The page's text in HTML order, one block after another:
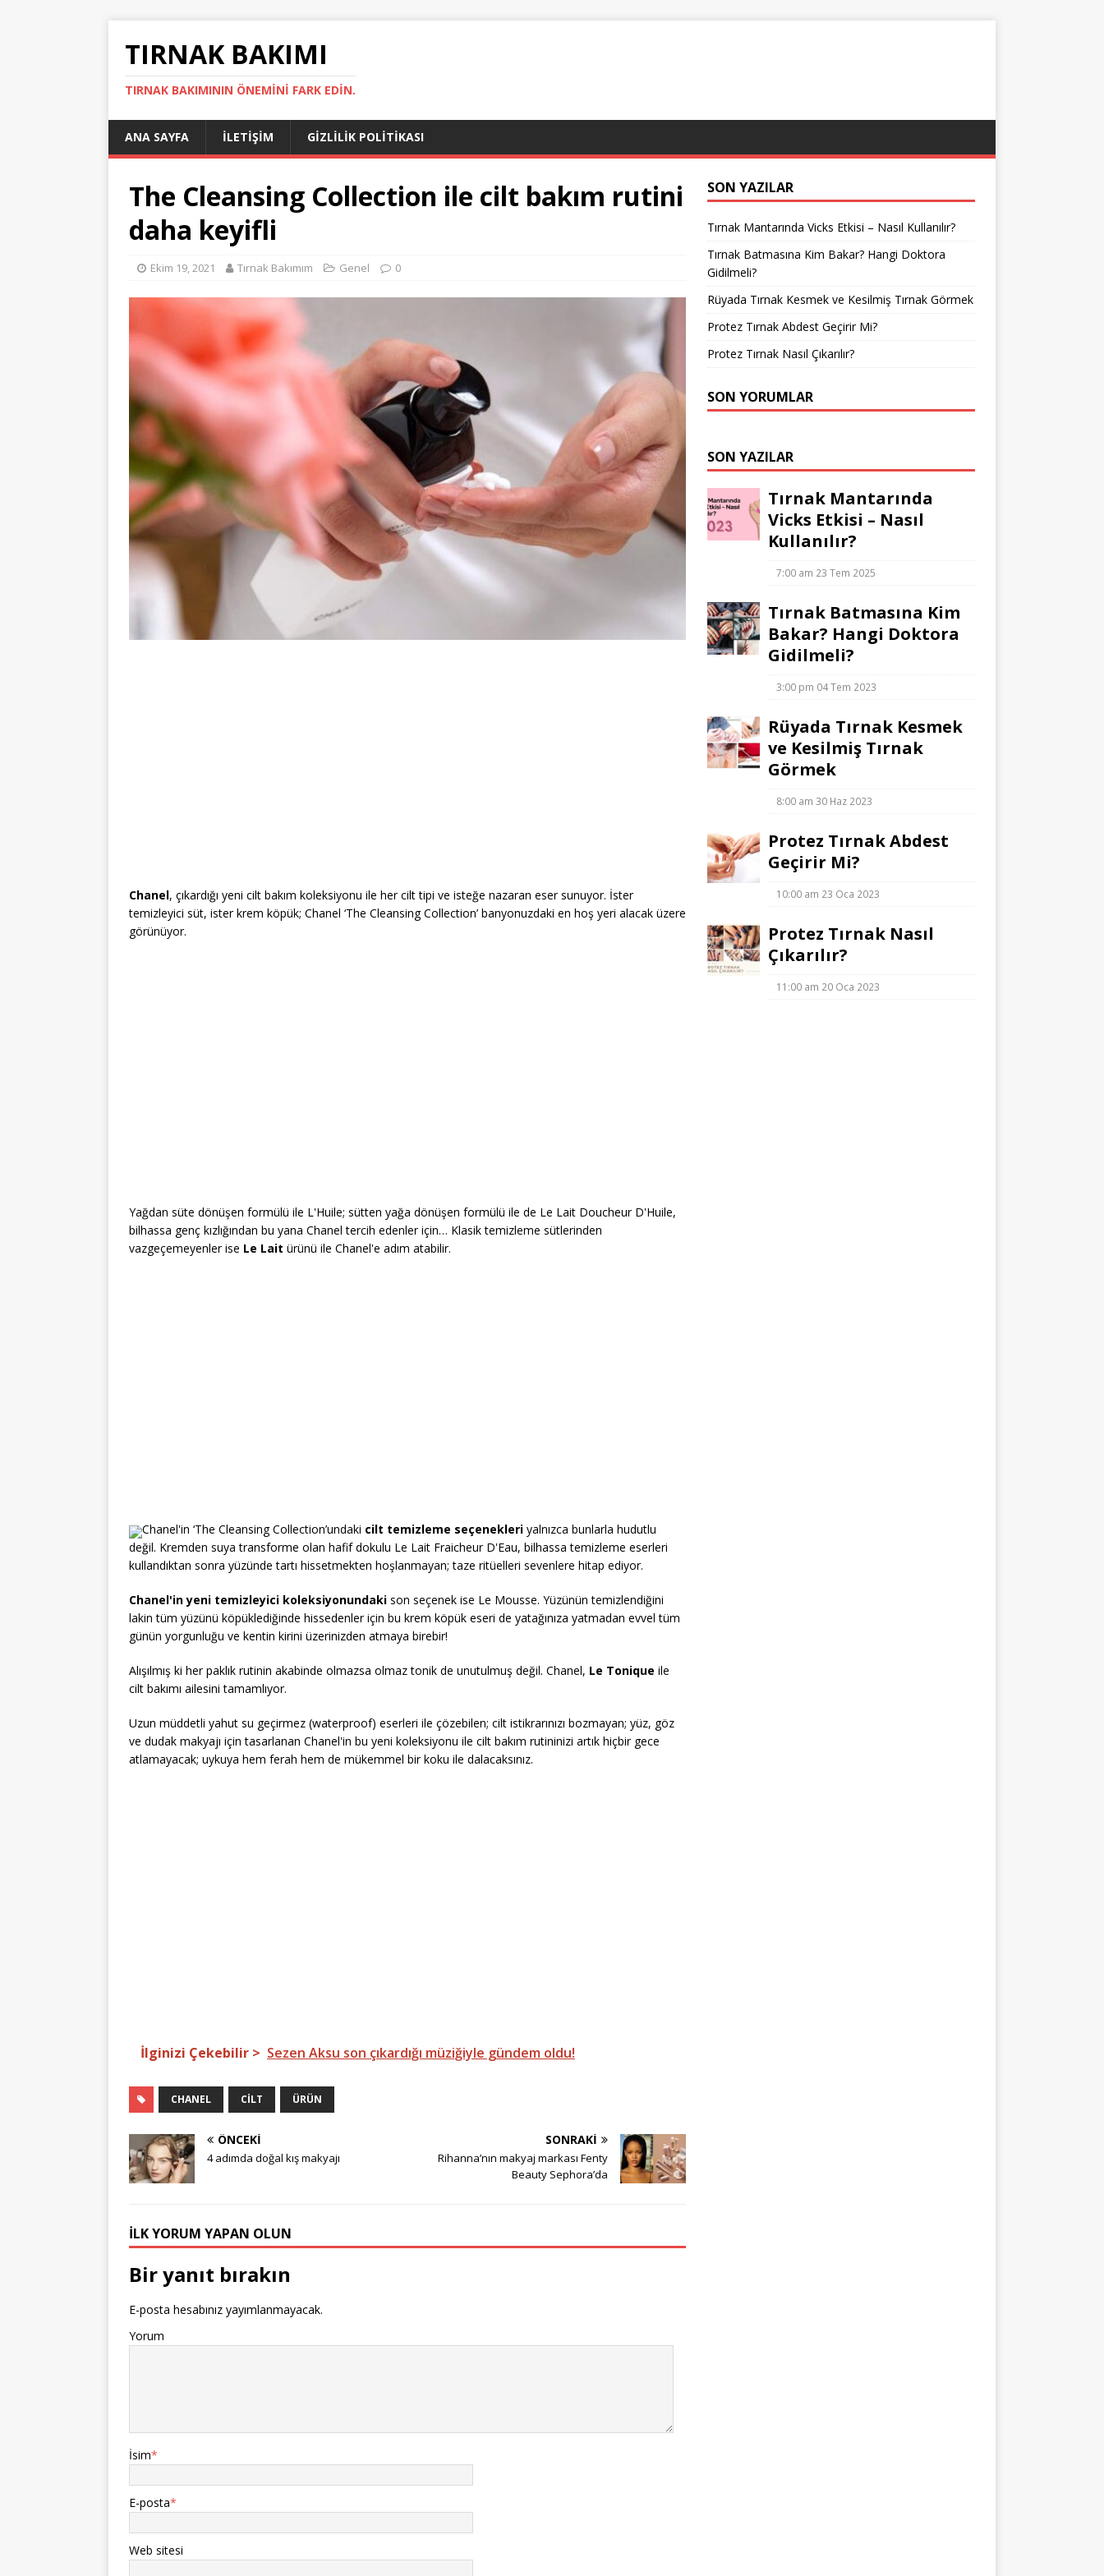
TIRNAK BAKIMI
TIRNAK BAKIMININ ÖNEMINI FARK EDIN.
ANA SAYFA İLETIŞIM GIZLILIK POLITIKASI
The Cleansing Collection ile cilt bakım rutini
daha keyifli
Ekim 19, 2021 Tırnak Bakımım Genel 0
Chanel, çıkardığı yeni cilt bakım koleksiyonu ile her cilt tipi ve isteğe nazaran eser sunuyor. İster
temizleyici süt, ister krem köpük; Chanel ‘The Cleansing Collection’ banyonuzdaki en hoş yeri alacak üzere
görünüyor.
Yağdan süte dönüşen formülü ile L'Huile; sütten yağa dönüşen formülü ile de Le Lait Doucheur D'Huile,
bilhassa genç kızlığından bu yana Chanel tercih edenler için… Klasik temizleme sütlerinden
vazgeçemeyenler ise Le Lait ürünü ile Chanel'e adım atabilir.
Chanel'in ‘The Cleansing Collection’undaki cilt temizleme seçenekleri yalnızca bunlarla hudutlu
değil. Kremden suya transforme olan hafif dokulu Le Lait Fraicheur D'Eau, bilhassa temizleme eserleri
kullandıktan sonra yüzünde tartı hissetmekten hoşlanmayan; taze ritüelleri sevenlere hitap ediyor.
Chanel'in yeni temizleyici koleksiyonundaki son seçenek ise Le Mousse. Yüzünün temizlendiğini
lakin tüm yüzünü köpüklediğinde hissedenler için bu krem köpük eseri de yatağınıza yatmadan evvel tüm
günün yorgunluğu ve kentin kirini üzerinizden atmaya birebir!
Alışılmış ki her paklık rutinin akabinde olmazsa olmaz tonik de unutulmuş değil. Chanel, Le Tonique ile
cilt bakımı ailesini tamamlıyor.
Uzun müddetli yahut su geçirmez (waterproof) eserleri ile çözebilen; cilt istikrarınızı bozmayan; yüz, göz
ve dudak makyajı için tasarlanan Chanel'in bu yeni koleksiyonu ile cilt bakım rutininizi artık hiçbir gece
atlamayacak; uykuya hem ferah hem de mükemmel bir koku ile dalacaksınız.
İlginizi Çekebilir > Sezen Aksu son çıkardığı müziğiyle gündem oldu!
CHANEL CILT ÜRÜN
ÖNCEKI
4 adımda doğal kış makyajı
SONRAKI
Rihanna’nın makyaj markası Fenty
Beauty Sephora’da
İLK YORUM YAPAN OLUN
Bir yanıt bırakın
E-posta hesabınız yayımlanmayacak.
Yorum
İsim*
E-posta*
Web sitesi
SON YAZILAR
Tırnak Mantarında Vicks Etkisi – Nasıl Kullanılır?
Tırnak Batmasına Kim Bakar? Hangi Doktora
Gidilmeli?
Rüyada Tırnak Kesmek ve Kesilmiş Tırnak Görmek
Protez Tırnak Abdest Geçirir Mi?
Protez Tırnak Nasıl Çıkarılır?
SON YORUMLAR
SON YAZILAR
Tırnak Mantarında
Vicks Etkisi – Nasıl
Kullanılır?
7:00 am 23 Tem 2025
Tırnak Batmasına Kim
Bakar? Hangi Doktora
Gidilmeli?
3:00 pm 04 Tem 2023
Rüyada Tırnak Kesmek
ve Kesilmiş Tırnak
Görmek
8:00 am 30 Haz 2023
Protez Tırnak Abdest
Geçirir Mi?
10:00 am 23 Oca 2023
Protez Tırnak Nasıl
Çıkarılır?
11:00 am 20 Oca 2023